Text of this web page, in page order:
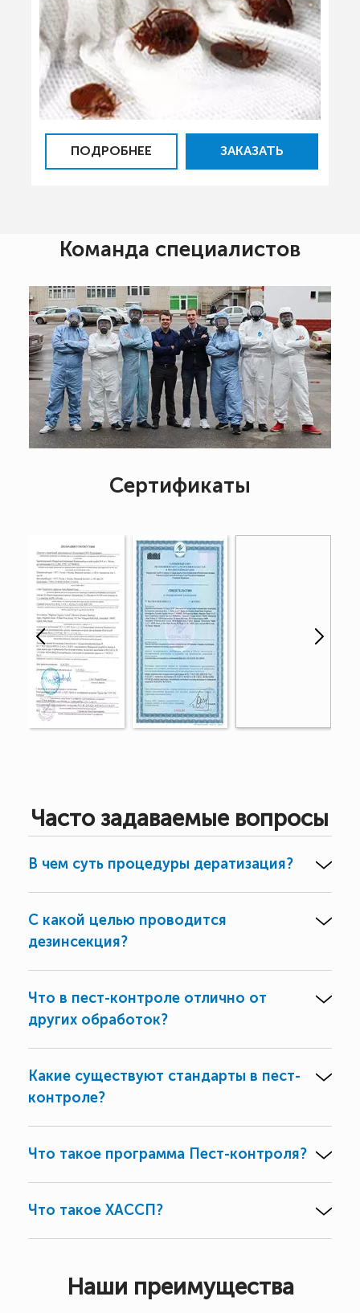
ПОДРОБНЕЕ ЗАКАЗАТЬ
Команда специалистов
Сертификаты
Часто задаваемые вопросы
В чем суть процедуры дератизация?
С какой целью проводится
дезинсекция?
Что в пест-контроле отлично от
других обработок?
Какие существуют стандарты в пест-
контроле?
Что такое программа Пест-контроля?
Что такое ХАССП?
Наши преимущества